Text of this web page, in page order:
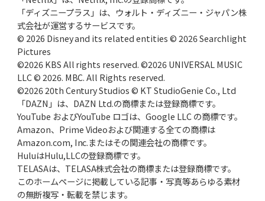
「ディズニープラス」は、ウォルト・ディズニー・ジャパン株
式会社が運営するサービスです。
© 2026 Disney and its related entities © 2026 Searchlight
Pictures
©2026 KBS All rights reserved. ©2026 UNIVERSAL MUSIC
LLC © 2026. MBC. All Rights reserved.
©2026 20th Century Studios © KT StudioGenie Co., Ltd
「DAZN」は、DAZN Ltd.の商標または登録商標です。
YouTube およびYouTube ロゴは、Google LLC の商標です。
Amazon、Prime Videoおよび関連する全ての商標は
Amazon.com, Inc.またはその関連会社の商標です。
HuluはHulu,LLCの登録商標です。
TELASAは、TELASA株式会社の商標または登録商標です。
このホームページに掲載している記事・写真等あらゆる素材
の無断複写・転載を禁じます。